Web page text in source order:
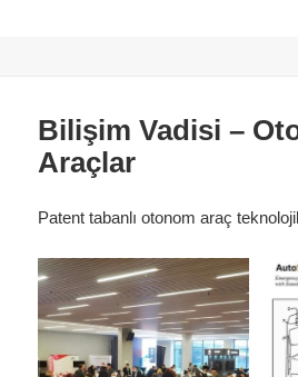
Bilişim Vadisi –
Araçlar
Patent tabanlı otonom araç